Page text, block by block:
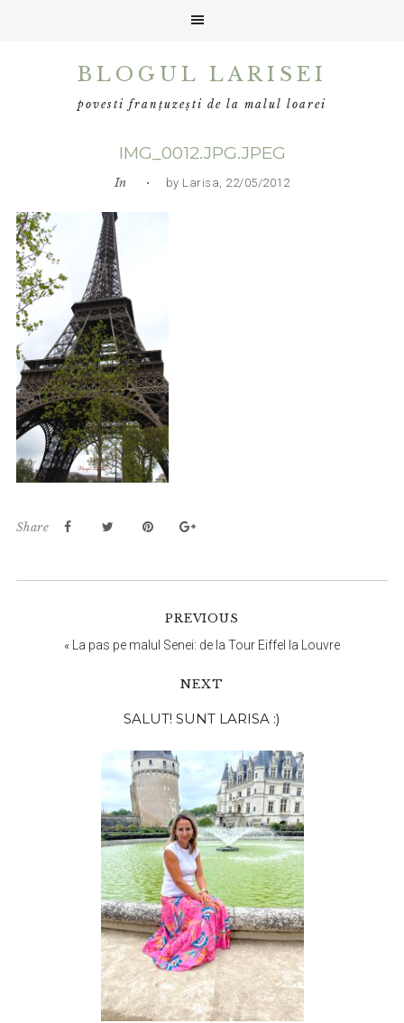
BLOGUL LARISEI
povesti franțuzești de la malul loarei
IMG_0012.JPG.JPEG
In • by Larisa, 22/05/2012
Share
PREVIOUS
« La pas pe malul Senei: de la Tour Eiffel la Louvre
NEXT
principală
SALUT! SUNT LARISA :)